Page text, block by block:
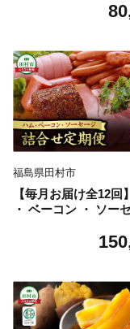
豚 DLG 金賞 おかず
グ おすすめ 福島県
市 田村 ふくしま た
工房都路
福島県田村市
【毎月お届け全12回
・ ベーコン ・ ソー
と豚 DLG 金賞 おか
おすすめ 厳選定期
島 田村市 田村 ふくし
ら ハム工房都路